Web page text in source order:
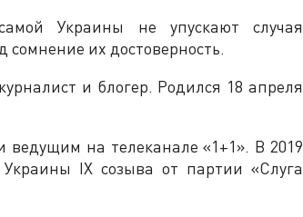
Украины не упускают случая
их достоверность.
и блогер. Родился 18 апреля
на телеканале «1+1». В 2019
IX созыва от партии «Слуга